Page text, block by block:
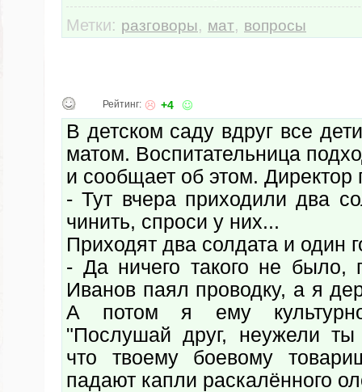
Метки: разговоры, мат, вопросы
Рейтинг: +4
В детском саду вдруг все
матом. Воспитательница
и сообщает об этом. Директор
- Тут вчера приходили два
чинить, спроси у них...
Приходят два солдата и один
- Да ничего такого не было,
Иванов паял проводку, а я
А потом я ему
"Послушай друг, неужели
что твоему боевому
падают капли раскалённого